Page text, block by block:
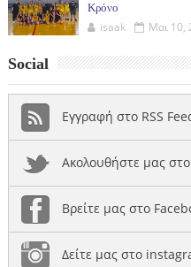
Κρόνο
isaak Μαι 10,
Social
Εγγραφή στο RSS
Ακολουθήστε μας
Βρείτε μας στο
Δείτε μας στο